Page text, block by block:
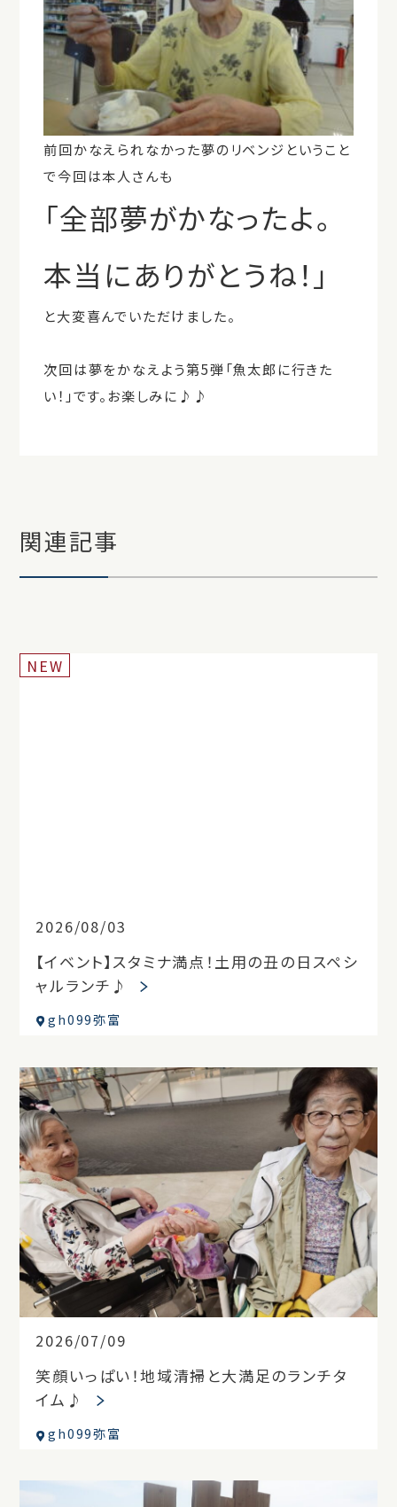
前回かなえられなかった夢のリベンジということ
で今回は本人さんも
「全部夢がかなったよ。
本当にありがとうね！」
と大変喜んでいただけました。
次回は夢をかなえよう第5弾「魚太郎に行きた
い！」です。お楽しみに♪♪
関連記事
2026/08/03
NEW
【イベント】スタミナ満点！土用の丑の日スペシ
ャルランチ♪
gh099弥富
2026/07/09
笑顔いっぱい！地域清掃と大満足のランチタ
イム♪
gh099弥富